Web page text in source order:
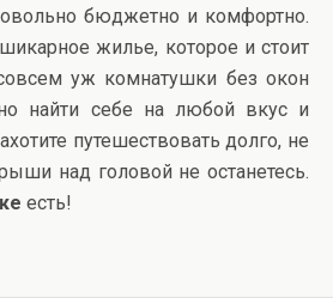
бюджетно и комфортно.
жилье, которое и стоит
уж комнатушки без окон
найти себе на любой вкус и
путешествовать долго, не
над головой не останетесь.
есть!